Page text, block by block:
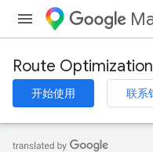
Route
开始使用 联系